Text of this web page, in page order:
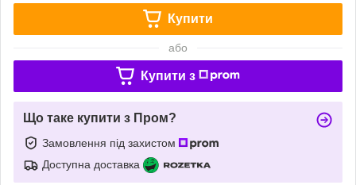
Купити
або
Купити з
Що таке купити з Пром?
Замовлення під захистом
Доступна доставка